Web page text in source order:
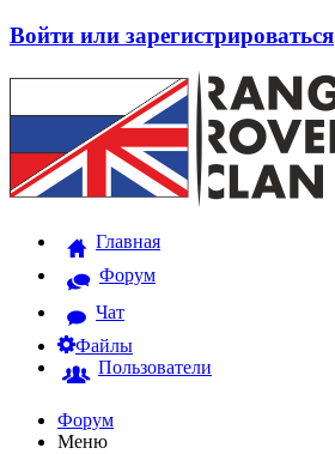
Войти или зарегистрироваться
Главная
Форум
Чат
Файлы
Пользователи
Форум
Меню